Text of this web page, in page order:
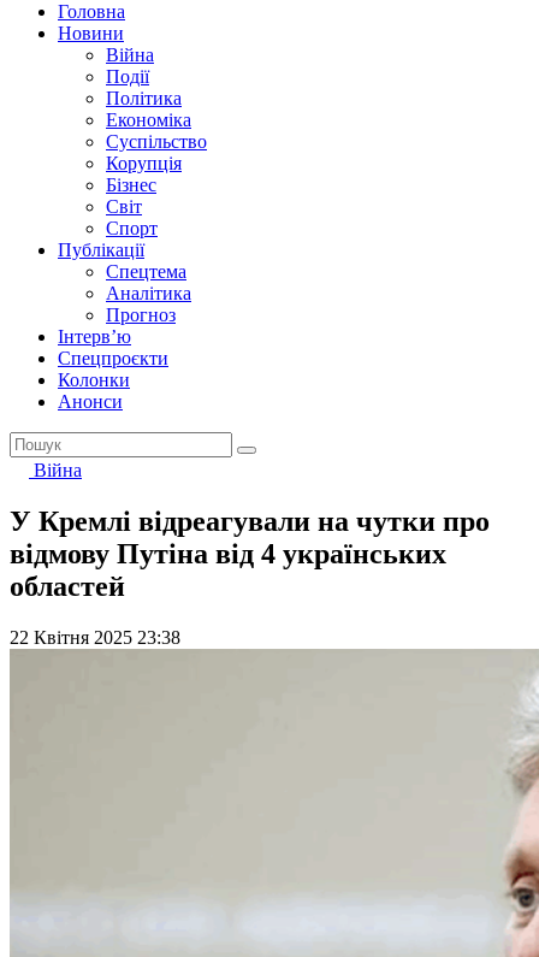
Головна
Новини
Війна
Події
Політика
Економіка
Суспільство
Корупція
Бізнес
Світ
Спорт
Публікації
Спецтема
Аналітика
Прогноз
Інтерв’ю
Спецпроєкти
Колонки
Анонси
Війна
У Кремлі відреагували на чутки про
відмову Путіна від 4 українських
областей
22 Квітня 2025 23:38